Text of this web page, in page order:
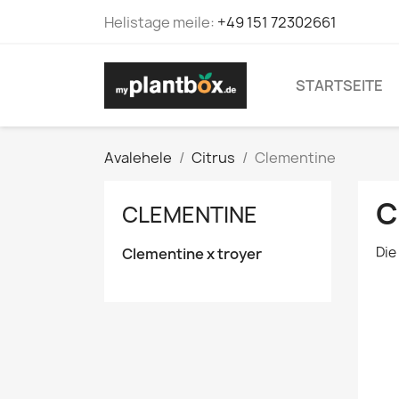
Helistage meile: +49 151 72302661
STARTSEITE
Avalehele Citrus Clementine
CLEMENTINE
Clementine x troyer